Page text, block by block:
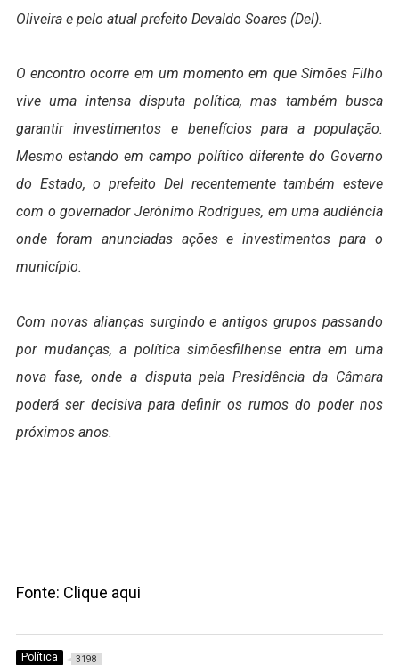
Oliveira e pelo atual prefeito Devaldo Soares (Del).
O encontro ocorre em um momento em que Simões Filho
vive uma intensa disputa política, mas também busca
garantir investimentos e benefícios para a população.
Mesmo estando em campo político diferente do Governo
do Estado, o prefeito Del recentemente também esteve
com o governador Jerônimo Rodrigues, em uma audiência
onde foram anunciadas ações e investimentos para o
município.
Com novas alianças surgindo e antigos grupos passando
por mudanças, a política simõesfilhense entra em uma
nova fase, onde a disputa pela Presidência da Câmara
poderá ser decisiva para definir os rumos do poder nos
próximos anos.
Fonte: Clique aqui
Política 3198